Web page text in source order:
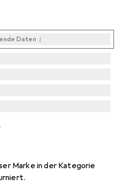
Daten i
Marke in der Kategorie